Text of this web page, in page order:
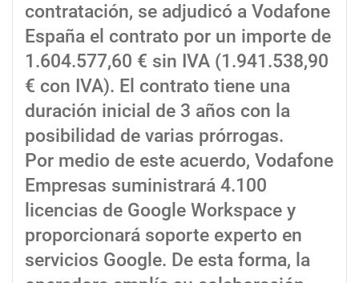
contratación, se adjudicó a Vodafone
España el contrato por un importe de
1.604.577,60 € sin IVA (1.941.538,90
€ con IVA). El contrato tiene una
duración inicial de 3 años con la
posibilidad de varias prórrogas.
Por medio de este acuerdo, Vodafone
Empresas suministrará 4.100
licencias de Google Workspace y
proporcionará soporte experto en
servicios Google. De esta forma, la